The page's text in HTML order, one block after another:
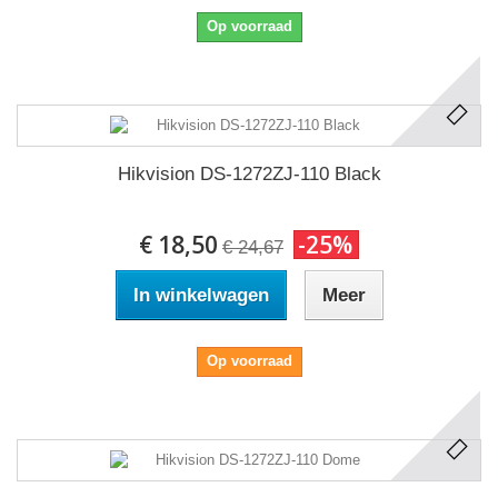
Op voorraad
Hikvision DS-1272ZJ-110 Black
€ 18,50 € 24,67 -25%
In winkelwagen Meer
Op voorraad